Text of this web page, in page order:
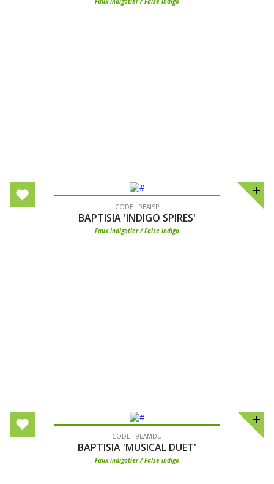
CODE : 9BAISP
BAPTISIA 'INDIGO SPIRES'
Faux indigotier / False indigo
CODE : 9BAMDU
BAPTISIA 'MUSICAL DUET'
Faux indigotier / False indigo